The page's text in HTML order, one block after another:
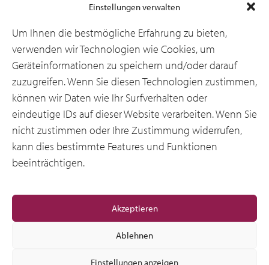
Einstellungen verwalten
Um Ihnen die bestmögliche Erfahrung zu bieten,
verwenden wir Technologien wie Cookies, um
Geräteinformationen zu speichern und/oder darauf
zuzugreifen. Wenn Sie diesen Technologien zustimmen,
können wir Daten wie Ihr Surfverhalten oder
eindeutige IDs auf dieser Website verarbeiten. Wenn Sie
nicht zustimmen oder Ihre Zustimmung widerrufen,
kann dies bestimmte Features und Funktionen
beeinträchtigen.
Akzeptieren
Ablehnen
Einstellungen anzeigen
Branchen
Ressourcen
Über uns